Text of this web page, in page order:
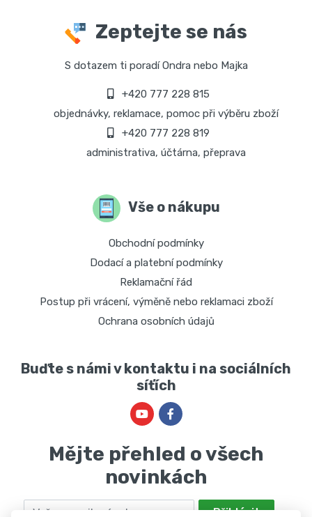
Zeptejte se nás
S dotazem ti poradí Ondra nebo Majka
+420 777 228 815
objednávky, reklamace, pomoc při výběru zboží
+420 777 228 819
administrativa, účtárna, přeprava
Vše o nákupu
Obchodní podmínky
Dodací a platební podmínky
Reklamační řád
Postup při vrácení, výměně nebo reklamaci zboží
Ochrana osobních údajů
Buďte s námi v kontaktu i na sociálních
síťích
Mějte přehled o všech
novinkách
Email Přihlásit